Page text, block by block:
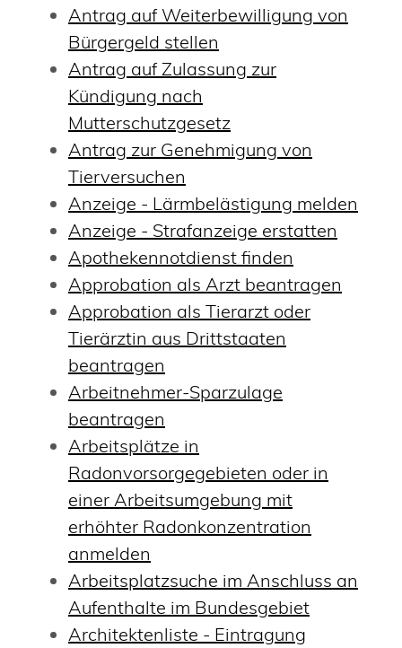
Antrag auf Weiterbewilligung von
Bürgergeld stellen
Antrag auf Zulassung zur
Kündigung nach
Mutterschutzgesetz
Antrag zur Genehmigung von
Tierversuchen
Anzeige - Lärmbelästigung melden
Anzeige - Strafanzeige erstatten
Apothekennotdienst finden
Approbation als Arzt beantragen
Approbation als Tierarzt oder
Tierärztin aus Drittstaaten
beantragen
Arbeitnehmer-Sparzulage
beantragen
Arbeitsplätze in
Radonvorsorgegebieten oder in
einer Arbeitsumgebung mit
erhöhter Radonkonzentration
anmelden
Arbeitsplatzsuche im Anschluss an
Aufenthalte im Bundesgebiet
Architektenliste - Eintragung